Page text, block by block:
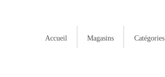
Accueil Magasins Catégories